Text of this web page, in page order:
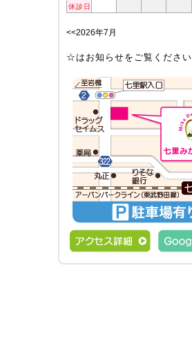
休診日
<<2026年7月
☆はお知らせをご覧ください